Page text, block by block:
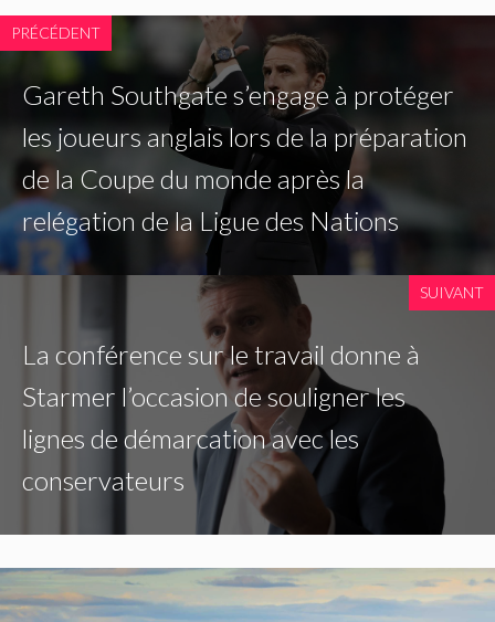
PRÉCÉDENT
Gareth Southgate s’engage à protéger
les joueurs anglais lors de la préparation
de la Coupe du monde après la
relégation de la Ligue des Nations
SUIVANT
La conférence sur le travail donne à
Starmer l’occasion de souligner les
lignes de démarcation avec les
conservateurs